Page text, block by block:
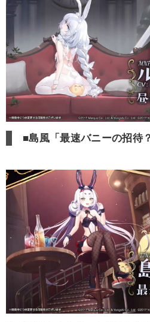
■島風「最速バニーの招待